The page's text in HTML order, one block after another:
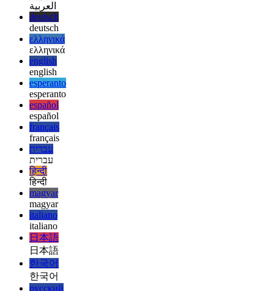
afrikaans
afrikaans
العربية
العربية
deutsch
deutsch
ελληνικά
ελληνικά
english
english
esperanto
esperanto
español
español
français
français
עברית
עברית
हिन्दी
हिन्दी
magyar
magyar
italiano
italiano
日本語
日本語